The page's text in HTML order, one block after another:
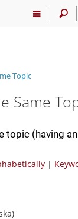
Topic
Same
topic (having
|